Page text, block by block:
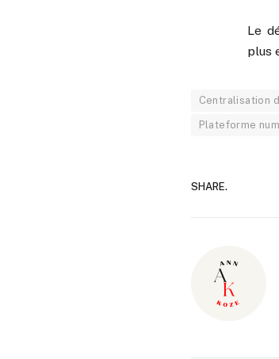
Le
plus
Centralisation
Plateforme
SHARE.